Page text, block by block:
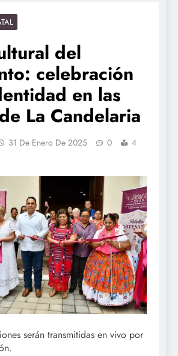
del
celebración
en las
La Candelaria
31 De Enero De 2025 0
4
serán transmitidas en vivo por